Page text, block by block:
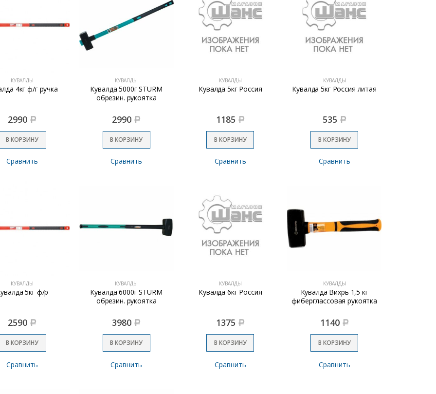
КУВАЛДЫ
4кг ф/г ручка
2990 Р
В КОРЗИНУ
Сравнить
КУВАЛДЫ
Кувалда 5000г STURM
обрезин. рукоятка
2990 Р
В КОРЗИНУ
Сравнить
КУВАЛДЫ
Кувалда 5кг Россия
1185 Р
В КОРЗИНУ
Сравнить
КУВАЛДЫ
Кувалда 5кг Россия литая
535 Р
В КОРЗИНУ
Сравнить
КУВАЛДЫ
5кг ф/р
2590 Р
В КОРЗИНУ
Сравнить
КУВАЛДЫ
Кувалда 6000г STURM
обрезин. рукоятка
3980 Р
В КОРЗИНУ
Сравнить
КУВАЛДЫ
Кувалда 6кг Россия
1375 Р
В КОРЗИНУ
Сравнить
КУВАЛДЫ
Кувалда Вихрь 1,5 кг
фиберглассовая рукоятка
1140 Р
В КОРЗИНУ
Сравнить